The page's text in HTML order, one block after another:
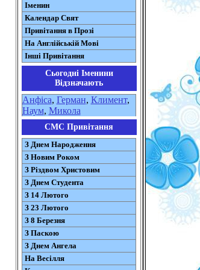
Іменин
Календар Свят
Привітання в Прозі
На Англійській Мові
Інші Привітання
Сьогодні Іменини
Відзначають
Анфіса, Герман, Климент,
Наум, Микола
СМС Привітання
З Днем Народження
З Новим Роком
З Різдвом Христовим
З Днем Студента
З 14 Лютого
З 23 Лютого
З 8 Березня
З Паскою
З Днем Ангела
На Весілля